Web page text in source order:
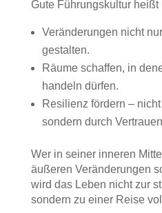
Gute Führungskultur heißt
Veränderungen nicht
gestalten.
Räume schaffen, in
handeln dürfen.
Resilienz fördern –
sondern durch
Wer in seiner inneren
äußeren Veränderungen
wird das Leben nicht zur
sondern zu einer Reise